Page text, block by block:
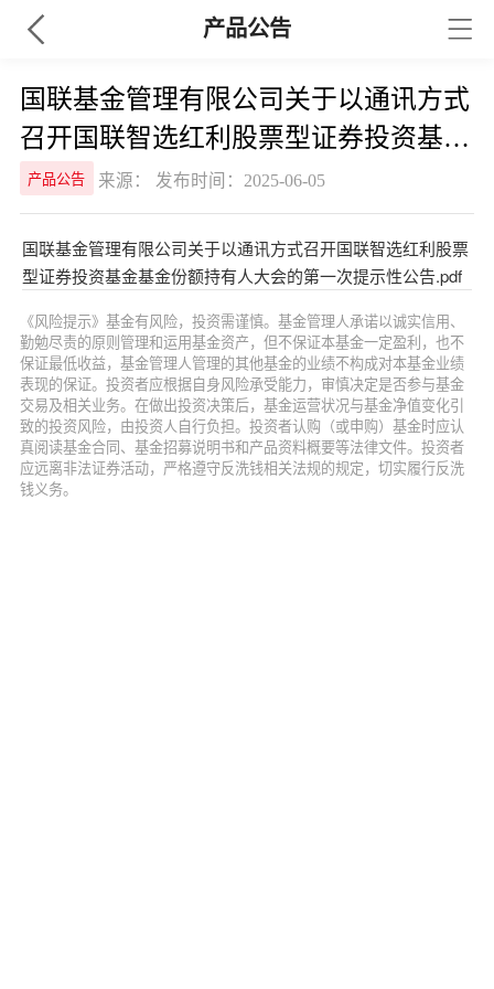
产品公告
国联基金管理有限公司关于以通讯方式
召开国联智选红利股票型证券投资基金
基金份额持有人大会的第一次提示性公
告
产品公告 来源： 发布时间：2025-06-05
国联基金管理有限公司关于以通讯方式召开国联智选红利股票
型证券投资基金基金份额持有人大会的第一次提示性公告.pdf
《风险提示》基金有风险，投资需谨慎。基金管理人承诺以诚实信用、
勤勉尽责的原则管理和运用基金资产，但不保证本基金一定盈利，也不
保证最低收益，基金管理人管理的其他基金的业绩不构成对本基金业绩
表现的保证。投资者应根据自身风险承受能力，审慎决定是否参与基金
交易及相关业务。在做出投资决策后，基金运营状况与基金净值变化引
致的投资风险，由投资人自行负担。投资者认购（或申购）基金时应认
真阅读基金合同、基金招募说明书和产品资料概要等法律文件。投资者
应远离非法证券活动，严格遵守反洗钱相关法规的规定，切实履行反洗
钱义务。